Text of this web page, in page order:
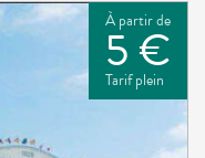
À partir de
5 €
Tarif plein